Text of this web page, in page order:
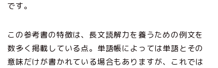
です。
この参考書の特徴は、長文読解力を養うための例文を
数多く掲載している点。単語帳によっては単語とその
意味だけが書かれている場合もありますが、これでは